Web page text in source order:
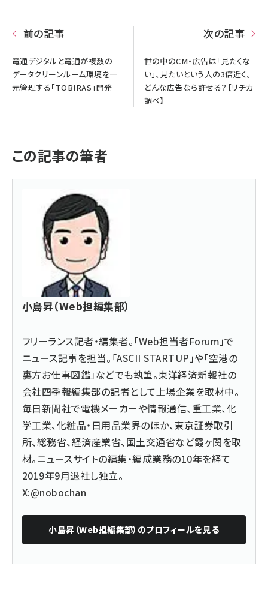
前の記事
電通デジタルと電通が複数の
データクリーンルーム環境を一
元管理する「TOBIRAS」開発
次の記事
世の中のCM・広告は「見たくな
い」、見たいという人の3倍近く。
どんな広告なら許せる？【リチカ
調べ】
この記事の筆者
小島昇（Web担編集部）
フリーランス記者・編集者。「Web担当者Forum」で
ニュース記事を担当。「ASCII STARTUP」や「空港の
裏方お仕事図鑑」などでも執筆。東洋経済新報社の
会社四季報編集部の記者として上場企業を取材中。
毎日新聞社で電機メーカーや情報通信、重工業、化
学工業、化粧品・日用品業界のほか、東京証券取引
所、総務省、経済産業省、国土交通省など霞ヶ関を取
材。ニュースサイトの編集・編成業務の10年を経て
2019年9月退社し独立。
X:@nobochan
小島昇（Web担編集部） のプロフィールを見る